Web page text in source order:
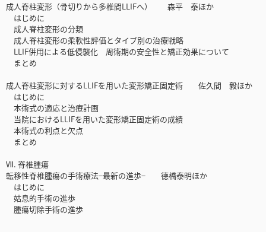
成人脊柱変形（骨切りから多椎間LLIFへ） 森平 泰ほか
はじめに
成人脊柱変形の分類
成人脊柱変形の柔軟性評価とタイプ別の治療戦略
LLIF併用による低侵襲化 周術期の安全性と矯正効果について
まとめ
成人脊柱変形に対するLLIFを用いた変形矯正固定術 佐久間 毅ほか
はじめに
本術式の適応と治療計画
当院におけるLLIFを用いた変形矯正固定術の成績
本術式の利点と欠点
まとめ
Ⅶ. 脊椎腫瘍
転移性脊椎腫瘍の手術療法−最新の進歩− 德橋泰明ほか
はじめに
姑息的手術の進歩
腫瘍切除手術の進歩